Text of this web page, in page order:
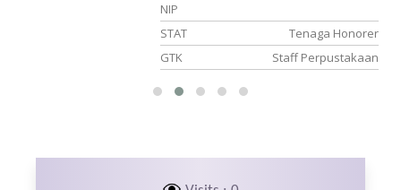
NIP
STAT
Tenaga Honorer
GTK
Staff Perpustakaan